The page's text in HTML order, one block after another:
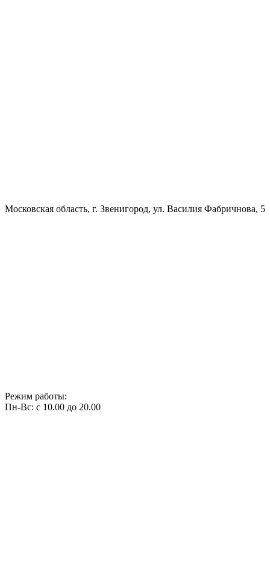
Московская область, г. Звенигород, ул. Василия Фабричнова, 5
Режим работы:
Пн-Вс: с 10.00 до 20.00